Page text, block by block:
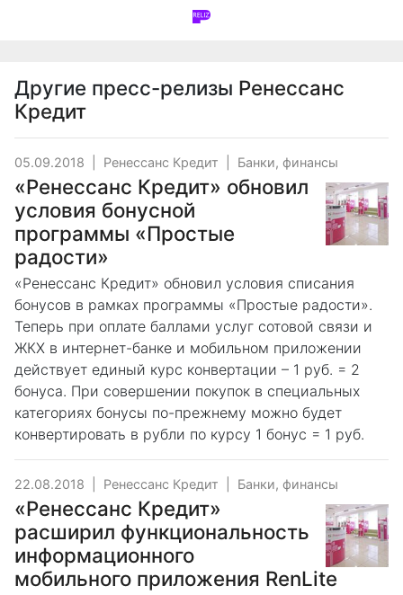
Другие пресс-релизы Ренессанс
Кредит
05.09.2018 Ренессанс Кредит Банки, финансы
«Ренессанс Кредит» обновил
условия бонусной
программы «Простые
радости»
«Ренессанс Кредит» обновил условия списания
бонусов в рамках программы «Простые радости».
Теперь при оплате баллами услуг сотовой связи и
ЖКХ в интернет-банке и мобильном приложении
действует единый курс конвертации – 1 руб. = 2
бонуса. При совершении покупок в специальных
категориях бонусы по-прежнему можно будет
конвертировать в рубли по курсу 1 бонус = 1 руб.
22.08.2018 Ренессанс Кредит Банки, финансы
«Ренессанс Кредит»
расширил функциональность
информационного
мобильного приложения RenLite